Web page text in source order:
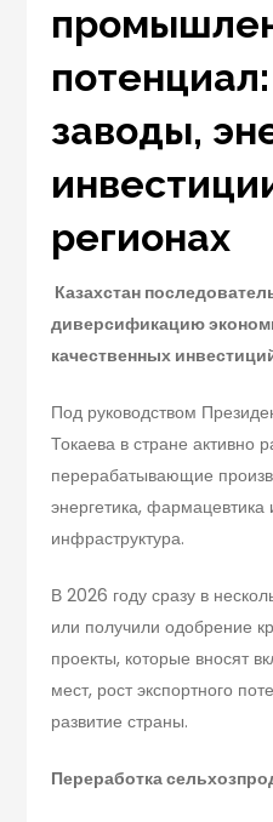
заводы,
регионах
Казахстан
диверсификацию
качественных
Под руководством
Токаева в стране активно
перерабатывающие
энергетика,
инфраструктура.
В 2026 году сразу в
или получили одобрение
проекты, которые вносят
мест, рост экспортного
развитие страны.
Переработка